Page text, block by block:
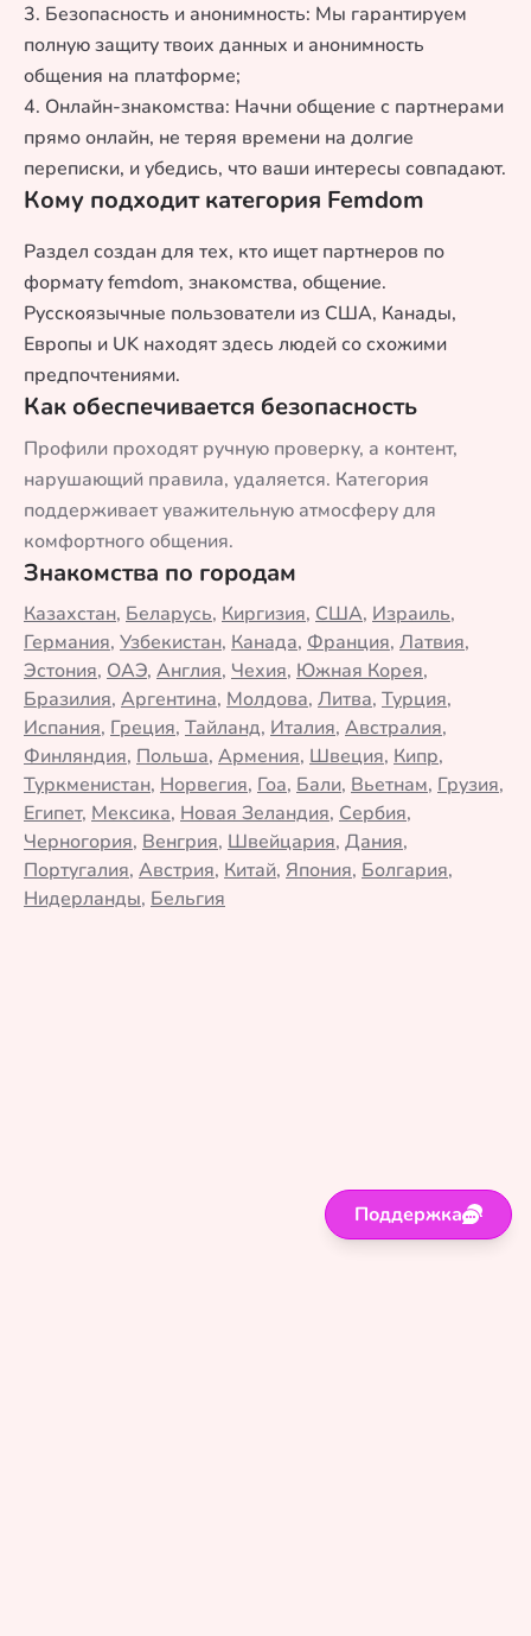
3. Безопасность и анонимность: Мы гарантируем
полную защиту твоих данных и анонимность
общения на платформе;
4. Онлайн-знакомства: Начни общение с партнерами
прямо онлайн, не теряя времени на долгие
переписки, и убедись, что ваши интересы совпадают.
Кому подходит категория Femdom
Раздел создан для тех, кто ищет партнеров по
формату femdom, знакомства, общение.
Русскоязычные пользователи из США, Канады,
Европы и UK находят здесь людей со схожими
предпочтениями.
Как обеспечивается безопасность
Профили проходят ручную проверку, а контент,
нарушающий правила, удаляется. Категория
поддерживает уважительную атмосферу для
комфортного общения.
Знакомства по городам
Казахстан, Беларусь, Киргизия, США, Израиль,
Германия, Узбекистан, Канада, Франция, Латвия,
Эстония, ОАЭ, Англия, Чехия, Южная Корея,
Бразилия, Аргентина, Молдова, Литва, Турция,
Испания, Греция, Тайланд, Италия, Австралия,
Финляндия, Польша, Армения, Швеция, Кипр,
Туркменистан, Норвегия, Гоа, Бали, Вьетнам, Грузия,
Египет, Мексика, Новая Зеландия, Сербия,
Черногория, Венгрия, Швейцария, Дания,
Португалия, Австрия, Китай, Япония, Болгария,
Нидерланды, Бельгия
Поддержка